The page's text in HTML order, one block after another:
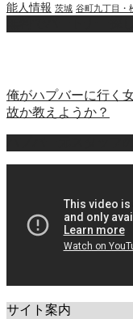
能人情報 茨城 谷町九丁目・
俺がハプバーに行く
故か教えようか？
サイト案内